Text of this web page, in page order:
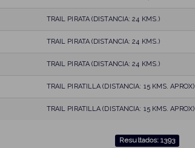
TRAIL PIRATA (DISTANCIA: 24 KMS.)
TRAIL PIRATA (DISTANCIA: 24 KMS.)
TRAIL PIRATA (DISTANCIA: 24 KMS.)
TRAIL PIRATILLA (DISTANCIA: 15 KMS. APROX)
TRAIL PIRATILLA (DISTANCIA: 15 KMS. APROX)
Resultados: 1393